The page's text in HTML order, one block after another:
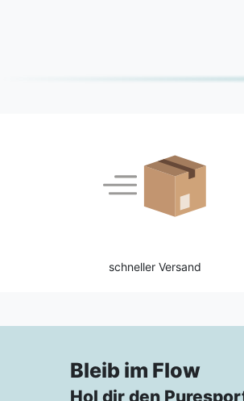
schneller Versand
Bleib im Flow
Hol dir den